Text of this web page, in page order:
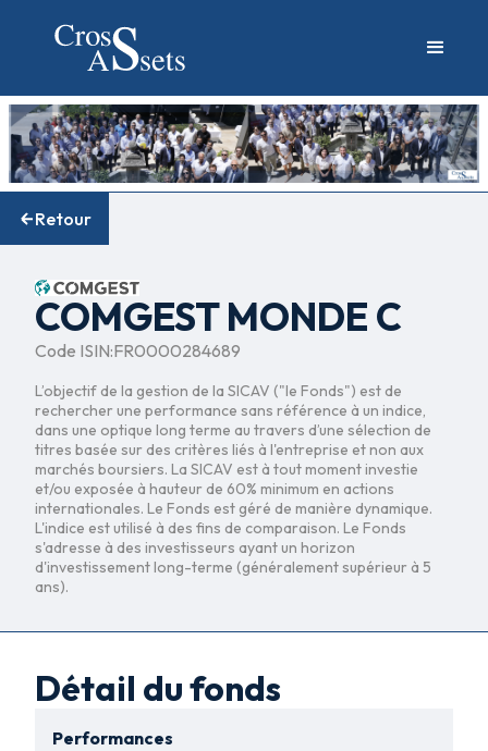
Retour
COMGEST MONDE C
Code ISIN:FR0000284689
L’objectif de la gestion de la SICAV ("le Fonds") est de
rechercher une performance sans référence à un indice,
dans une optique long terme au travers d’une sélection de
titres basée sur des critères liés à l'entreprise et non aux
marchés boursiers. La SICAV est à tout moment investie
et/ou exposée à hauteur de 60% minimum en actions
internationales. Le Fonds est géré de manière dynamique.
L'indice est utilisé à des fins de comparaison. Le Fonds
s'adresse à des investisseurs ayant un horizon
d'investissement long-terme (généralement supérieur à 5
ans).
Détail du fonds
Performances